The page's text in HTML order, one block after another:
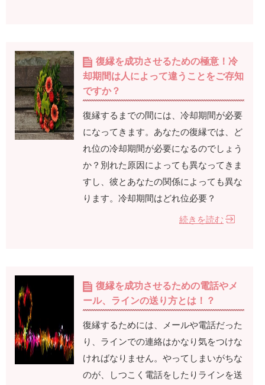
復縁を成功させるための極意！冷
却期間は人によって違うことをご存知
ですか？
復縁するまでの間には、冷却期間が必要
になってきます。あなたの復縁では、ど
れ位の冷却期間が必要になるのでしょう
か？別れた原因によっても異なってきま
すし、彼とあなたの関係によっても異な
ります。冷却期間はどれ位必要？
続きを読む
復縁を成功させるための電話やメ
ール、ラインの送り方とは！？
復縁するためには、メールや電話だった
り、ラインでの連絡はかなり気をつけな
ければなりません。やってしまいがちな
のが、しつこく電話をしたりラインを送